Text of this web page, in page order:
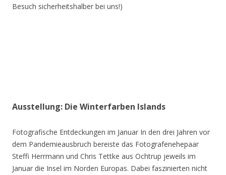
Besuch sicherheitshalber bei uns!)
Ausstellung: Die Winterfarben Islands
Fotografische Entdeckungen im Januar In den drei Jahren vor
dem Pandemieausbruch bereiste das Fotografenehepaar
Steffi Herrmann und Chris Tettke aus Ochtrup jeweils im
Januar die Insel im Norden Europas. Dabei faszinierten nicht